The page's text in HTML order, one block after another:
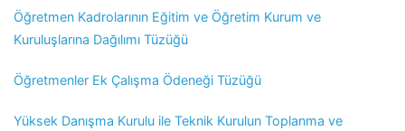
Öğretmen Kadrolarının Eğitim ve Öğretim Kurum ve
Kuruluşlarına Dağılımı Tüzüğü
Öğretmenler Ek Çalışma Ödeneği Tüzüğü
Yüksek Danışma Kurulu ile Teknik Kurulun Toplanma ve